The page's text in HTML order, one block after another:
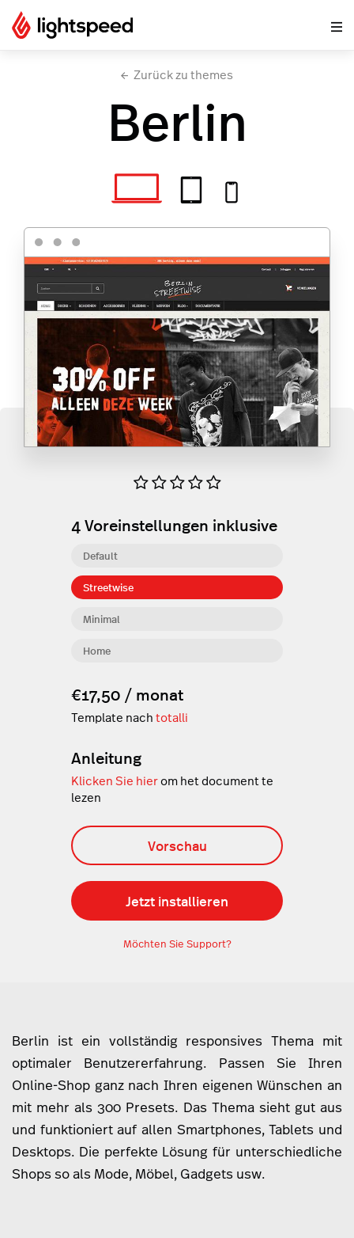
Zurück zu themes
Berlin
4Voreinstellungen inklusive
Streetwise
Minimal
Home
Default
€17,50 / monat
Template nach totalli
Anleitung
Klicken Sie hierom het document te
lezen
Vorschau
Jetzt installieren
Möchten Sie Support?
Berlin ist ein vollständig responsives Thema mit
optimaler Benutzererfahrung. Passen Sie Ihren
Online-Shop ganz nach Ihren eigenen Wünschen an
mit mehr als 300 Presets. Das Thema sieht gut aus
und funktioniert auf allen Smartphones, Tablets und
Desktops. Die perfekte Lösung für unterschiedliche
Shops so als Mode, Möbel, Gadgets usw.